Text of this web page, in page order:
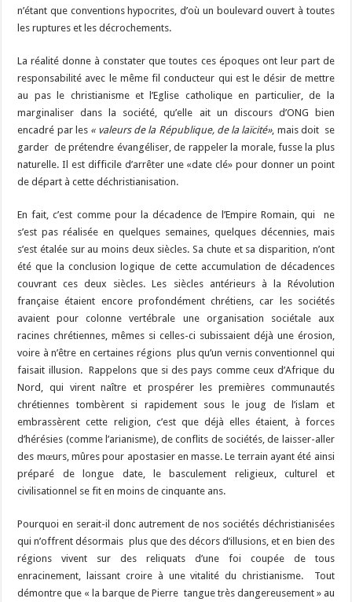
n’étant que conventions hypocrites, d’où un boulevard ouvert à toutes
les ruptures et les décrochements.
La réalité donne à constater que toutes ces époques ont leur part de
responsabilité avec le même fil conducteur qui est le désir de mettre
au pas le christianisme et l’Eglise catholique en particulier, de la
marginaliser dans la société, qu’elle ait un discours d’ONG bien
encadré par les« valeurs de la République, de la laïcité», mais doit se
garder de prétendre évangéliser, de rappeler la morale, fusse la plus
naturelle. Il est difficile d’arrêter une «date clé» pour donner un point
de départ à cette déchristianisation.
En fait, c’est comme pour la décadence de l’Empire Romain, qui ne
s’est pas réalisée en quelques semaines, quelques décennies, mais
s’est étalée sur au moins deux siècles. Sa chute et sa disparition, n’ont
été que la conclusion logique de cette accumulation de décadences
couvrant ces deux siècles. Les siècles antérieurs à la Révolution
française étaient encore profondément chrétiens, car les sociétés
avaient pour colonne vertébrale une organisation sociétale aux
racines chrétiennes, mêmes si celles-ci subissaient déjà une érosion,
voire à n’être en certaines régions plus qu’un vernis conventionnel qui
faisait illusion. Rappelons que si des pays comme ceux d’Afrique du
Nord, qui virent naître et prospérer les premières communautés
chrétiennes tombèrent si rapidement sous le joug de l’islam et
embrassèrent cette religion, c’est que déjà elles étaient, à forces
d’hérésies (comme l’arianisme), de conflits de sociétés, de laisser-aller
des mœurs, mûres pour apostasier en masse. Le terrain ayant été ainsi
préparé de longue date, le basculement religieux, culturel et
civilisationnel se fit en moins de cinquante ans.
Pourquoi en serait-il donc autrement de nos sociétés déchristianisées
qui n’offrent désormais plus que des décors d’illusions, et en bien des
régions vivent sur des reliquats d’une foi coupée de tous
enracinement, laissant croire à une vitalité du christianisme. Tout
démontre que « la barque de Pierre tangue très dangereusement » au